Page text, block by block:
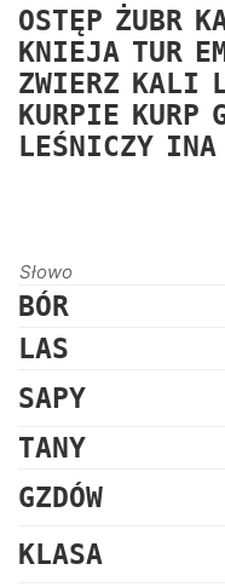
OSTĘP ŻUBR
KNIEJA TUR
ZWIERZ KALI
KURPIE KURP
LEŚNICZY INA
Słowo
BÓR
LAS
SAPY
TANY
GZDÓW
KLASA